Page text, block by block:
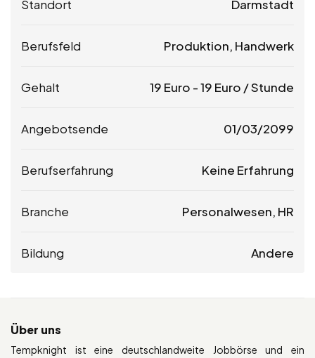
Standort Darmstadt
Berufsfeld Produktion, Handwerk
Gehalt 19 Euro -19 Euro / Stunde
Angebotsende 01/03/2099
Berufserfahrung Keine Erfahrung
Branche Personalwesen, HR
Bildung Andere
Über uns
Tempknight ist eine deutschlandweite Jobbörse und ein